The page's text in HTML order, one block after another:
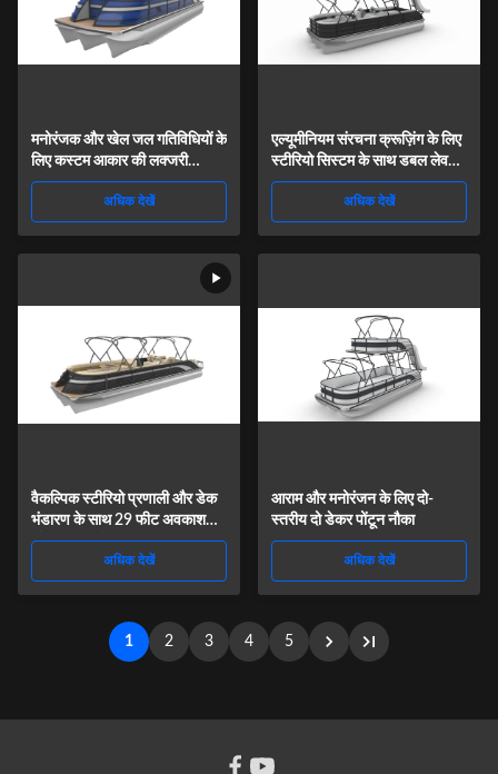
मनोरंजक और खेल जल गतिविधियों के
लिए कस्टम आकार की लक्जरी
मनोरंजक पोंटून नाव
अधिक देखें
एल्यूमीनियम संरचना क्रूज़िंग के लिए
स्टीरियो सिस्टम के साथ डबल लेवल
पोंटून बोट
अधिक देखें
वैकल्पिक स्टीरियो प्रणाली और डेक
भंडारण के साथ 29 फीट अवकाश
नौका पोंटून नौकाएं
अधिक देखें
आराम और मनोरंजन के लिए दो-
स्तरीय दो डेकर पोंटून नौका
अधिक देखें
1 2 3 4 5